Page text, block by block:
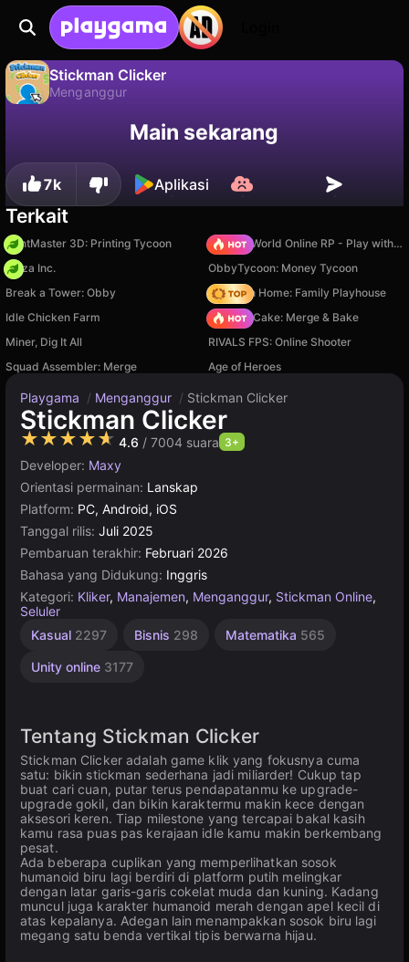
Stickman Clicker
Menganggur
Simpan progresnya!
Main sekarang
7k Aplikasi
Terkait
PrintMaster 3D: Printing Tycoon
Sprunki World Online RP - Play with Friends!
Pizza Inc.
ObbyTycoon: Money Tycoon
Break a Tower: Obby
My Town Home: Family Playhouse
Idle Chicken Farm
Piece of Cake: Merge & Bake
Miner, Dig It All
RIVALS FPS: Online Shooter
Squad Assembler: Merge
Age of Heroes
Playgama / Menganggur / Stickman Clicker
Stickman Clicker
★★★★★ 4.6 / 7004 suara 3+
Developer: Maxy
Orientasi permainan: Lanskap
Platform: PC, Android, iOS
Tanggal rilis: Juli 2025
Pembaruan terakhir: Februari 2026
Bahasa yang Didukung: Inggris
Kategori: Kliker, Manajemen, Menganggur, Stickman Online,
Seluler
Kasual 2297 Bisnis 298 Matematika 565
Unity online 3177
Tentang Stickman Clicker
Stickman Clicker adalah game klik yang fokusnya cuma
satu: bikin stickman sederhana jadi miliarder! Cukup tap
buat cari cuan, putar terus pendapatanmu ke upgrade-
upgrade gokil, dan bikin karaktermu makin kece dengan
aksesori keren. Tiap milestone yang tercapai bakal kasih
kamu rasa puas pas kerajaan idle kamu makin berkembang
pesat.
Ada beberapa cuplikan yang memperlihatkan sosok
humanoid biru lagi berdiri di platform putih melingkar
dengan latar garis-garis cokelat muda dan kuning. Kadang
muncul juga karakter humanoid merah dengan apel kecil di
atas kepalanya. Adegan lain menampakkan sosok biru lagi
megang satu benda vertikal tipis berwarna hijau.